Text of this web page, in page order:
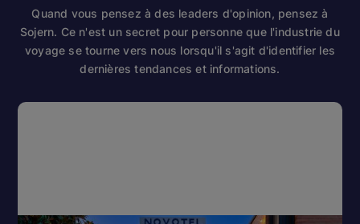
Quand vous pensez à des leaders d'opinion, pensez à
Sojern. Ce n'est un secret pour personne que l'industrie du
voyage se tourne vers nous lorsqu'il s'agit d'identifier les
dernières tendances et informations.